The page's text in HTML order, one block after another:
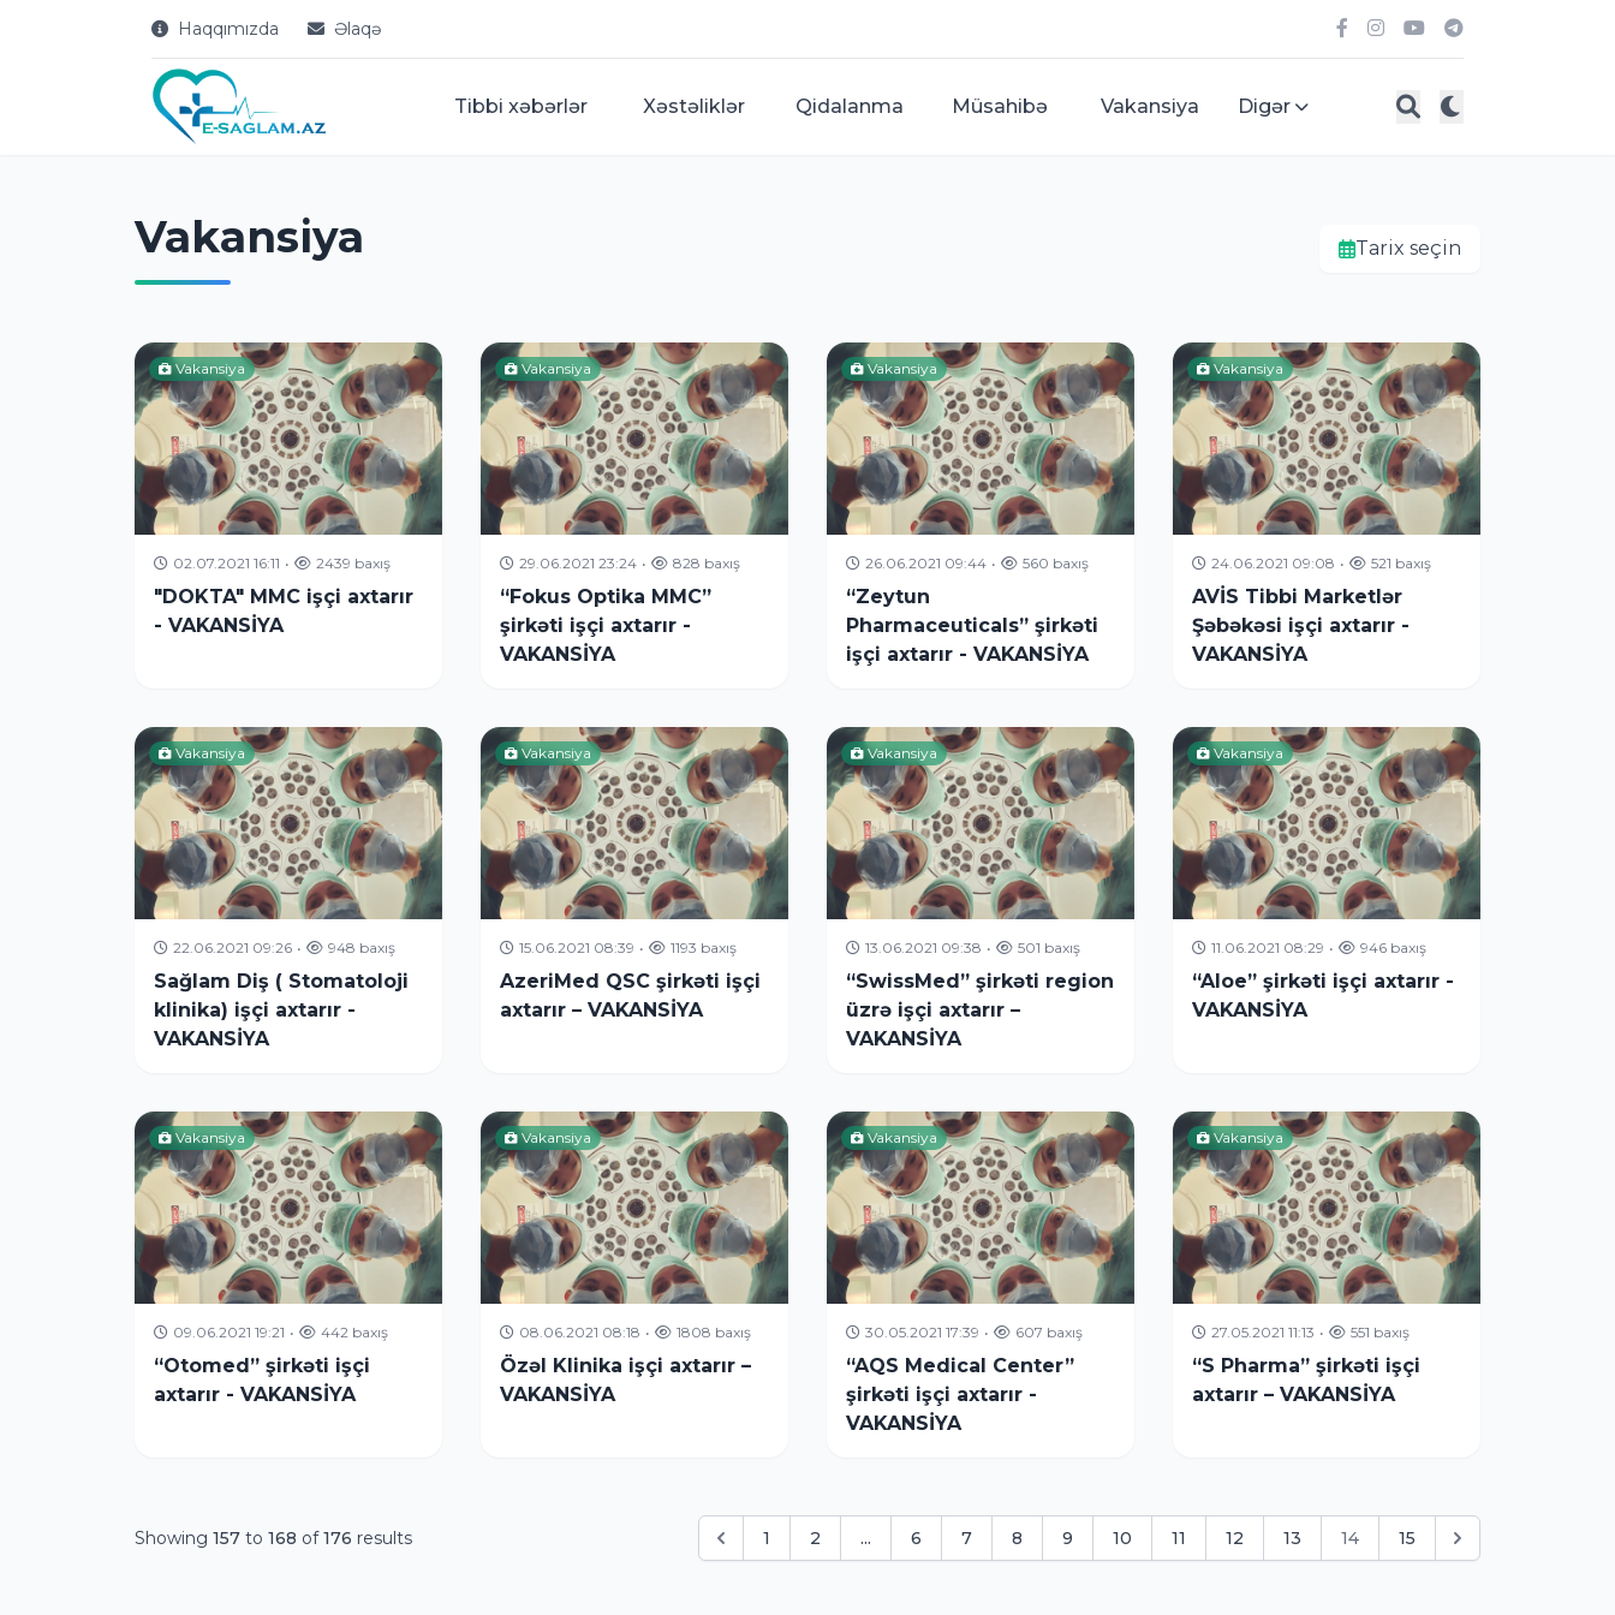
Haqqımızda Əlaqə
Tibbi xəbərlər Xəstəliklər Qidalanma Müsahibə Vakansiya Digər
Vakansiya Tarix seçin
Vakansiya
02.07.2021 16:11 • 2439 baxış
"DOKTA" MMC işçi axtarır
- VAKANSİYA
Vakansiya
29.06.2021 23:24 • 828 baxış
“Fokus Optika MMC”
şirkəti işçi axtarır -
VAKANSİYA
Vakansiya
26.06.2021 09:44 • 560 baxış
“Zeytun
Pharmaceuticals” şirkəti
işçi axtarır - VAKANSİYA
Vakansiya
24.06.2021 09:08 • 521 baxış
AVİS Tibbi Marketlər
Şəbəkəsi işçi axtarır -
VAKANSİYA
Vakansiya
22.06.2021 09:26 • 948 baxış
Sağlam Diş ( Stomatoloji
klinika) işçi axtarır -
VAKANSİYA
Vakansiya
15.06.2021 08:39 • 1193 baxış
AzeriMed QSC şirkəti işçi
axtarır – VAKANSİYA
Vakansiya
13.06.2021 09:38 • 501 baxış
“SwissMed” şirkəti region
üzrə işçi axtarır –
VAKANSİYA
Vakansiya
11.06.2021 08:29 • 946 baxış
“Aloe” şirkəti işçi axtarır -
VAKANSİYA
Vakansiya
09.06.2021 19:21 • 442 baxış
“Otomed” şirkəti işçi
axtarır - VAKANSİYA
Vakansiya
08.06.2021 08:18 • 1808 baxış
Özəl Klinika işçi axtarır –
VAKANSİYA
Vakansiya
30.05.2021 17:39 • 607 baxış
“AQS Medical Center”
şirkəti işçi axtarır -
VAKANSİYA
Vakansiya
27.05.2021 11:13 • 551 baxış
“S Pharma” şirkəti işçi
axtarır – VAKANSİYA
Showing 157 to 168 of176 results 1 2 ... 6 7 8 9 10 11 12 13 14 15